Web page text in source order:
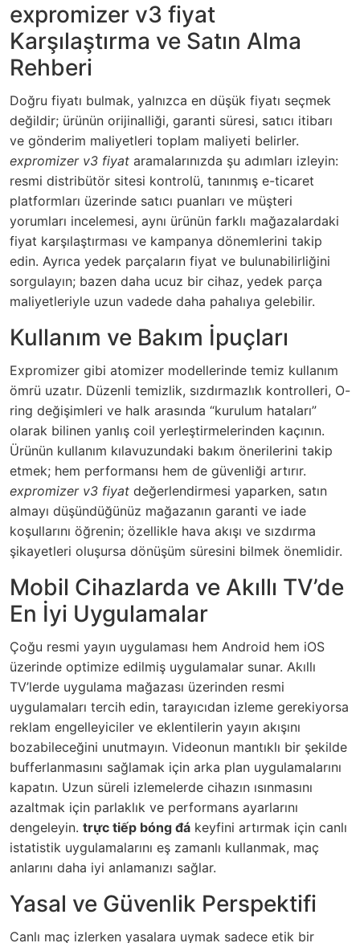
expromizer v3 fiyat
Karşılaştırma ve Satın Alma
Rehberi
Doğru fiyatı bulmak, yalnızca en düşük fiyatı seçmek
değildir; ürünün orijinalliği, garanti süresi, satıcı itibarı
ve gönderim maliyetleri toplam maliyeti belirler.
expromizer v3 fiyat aramalarınızda şu adımları izleyin:
resmi distribütör sitesi kontrolü, tanınmış e-ticaret
platformları üzerinde satıcı puanları ve müşteri
yorumları incelemesi, aynı ürünün farklı mağazalardaki
fiyat karşılaştırması ve kampanya dönemlerini takip
edin. Ayrıca yedek parçaların fiyat ve bulunabilirliğini
sorgulayın; bazen daha ucuz bir cihaz, yedek parça
maliyetleriyle uzun vadede daha pahalıya gelebilir.
Kullanım ve Bakım İpuçları
Expromizer gibi atomizer modellerinde temiz kullanım
ömrü uzatır. Düzenli temizlik, sızdırmazlık kontrolleri, O-
ring değişimleri ve halk arasında “kurulum hataları”
olarak bilinen yanlış coil yerleştirmelerinden kaçının.
Ürünün kullanım kılavuzundaki bakım önerilerini takip
etmek; hem performansı hem de güvenliği artırır.
expromizer v3 fiyat değerlendirmesi yaparken, satın
almayı düşündüğünüz mağazanın garanti ve iade
koşullarını öğrenin; özellikle hava akışı ve sızdırma
şikayetleri oluşursa dönüşüm süresini bilmek önemlidir.
Mobil Cihazlarda ve Akıllı TV’de
En İyi Uygulamalar
Çoğu resmi yayın uygulaması hem Android hem iOS
üzerinde optimize edilmiş uygulamalar sunar. Akıllı
TV’lerde uygulama mağazası üzerinden resmi
uygulamaları tercih edin, tarayıcıdan izleme gerekiyorsa
reklam engelleyiciler ve eklentilerin yayın akışını
bozabileceğini unutmayın. Videonun mantıklı bir şekilde
bufferlanmasını sağlamak için arka plan uygulamalarını
kapatın. Uzun süreli izlemelerde cihazın ısınmasını
azaltmak için parlaklık ve performans ayarlarını
dengeleyin. trực tiếp bóng đá keyfini artırmak için canlı
istatistik uygulamalarını eş zamanlı kullanmak, maç
anlarını daha iyi anlamanızı sağlar.
Yasal ve Güvenlik Perspektifi
Canlı maç izlerken yasalara uymak sadece etik bir